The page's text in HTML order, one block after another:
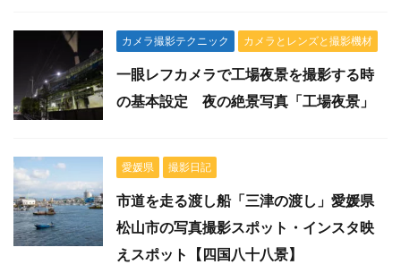
カメラ撮影テクニック カメラとレンズと撮影機材
一眼レフカメラで工場夜景を撮影する時
の基本設定 夜の絶景写真「工場夜景」
愛媛県 撮影日記
市道を走る渡し船「三津の渡し」愛媛県
松山市の写真撮影スポット・インスタ映
えスポット【四国八十八景】